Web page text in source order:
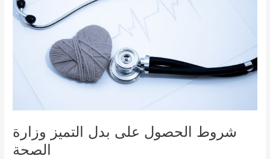
شروط الحصول على بدل التميز وزارة
الصحة